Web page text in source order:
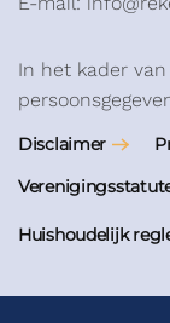
In het kader
Disclaimer
Huishoudelijk